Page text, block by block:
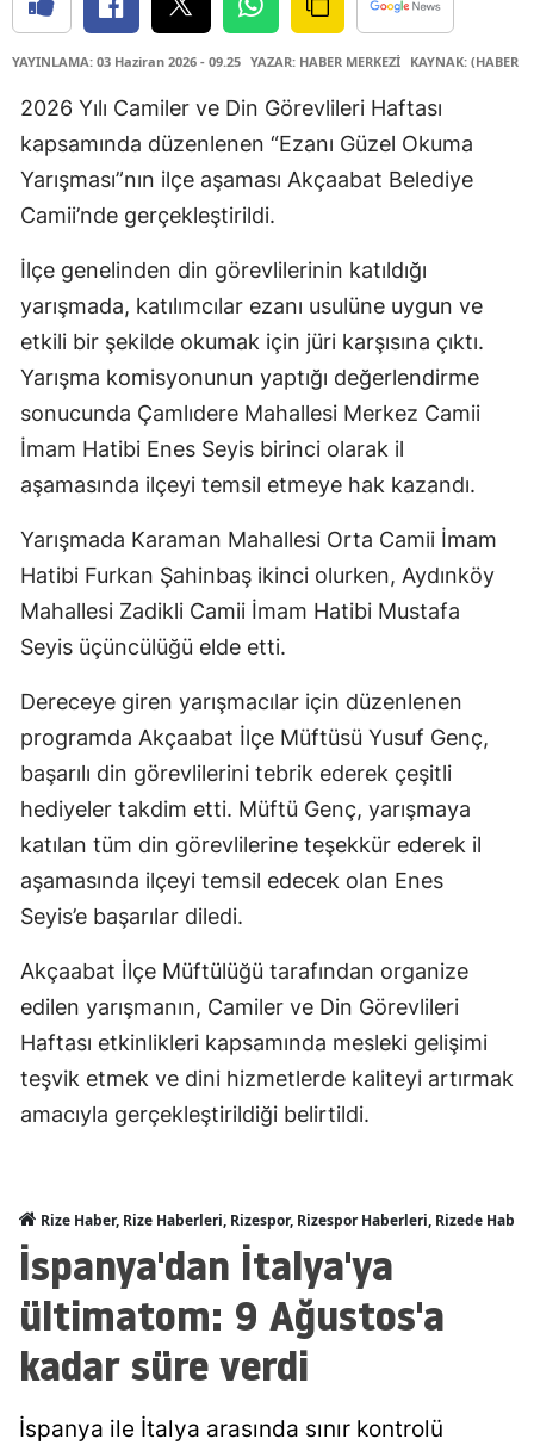
YAYINLAMA: 03 Haziran 2026 - 09.25 YAZAR: HABER MERKEZİ KAYNAK: (HABER
2026 Yılı Camiler ve Din Görevlileri Haftası
kapsamında düzenlenen “Ezanı Güzel Okuma
Yarışması”nın ilçe aşaması Akçaabat Belediye
Camii’nde gerçekleştirildi.
İlçe genelinden din görevlilerinin katıldığı
yarışmada, katılımcılar ezanı usulüne uygun ve
etkili bir şekilde okumak için jüri karşısına çıktı.
Yarışma komisyonunun yaptığı değerlendirme
sonucunda Çamlıdere Mahallesi Merkez Camii
İmam Hatibi Enes Seyis birinci olarak il
aşamasında ilçeyi temsil etmeye hak kazandı.
Yarışmada Karaman Mahallesi Orta Camii İmam
Hatibi Furkan Şahinbaş ikinci olurken, Aydınköy
Mahallesi Zadikli Camii İmam Hatibi Mustafa
Seyis üçüncülüğü elde etti.
Dereceye giren yarışmacılar için düzenlenen
programda Akçaabat İlçe Müftüsü Yusuf Genç,
başarılı din görevlilerini tebrik ederek çeşitli
hediyeler takdim etti. Müftü Genç, yarışmaya
katılan tüm din görevlilerine teşekkür ederek il
aşamasında ilçeyi temsil edecek olan Enes
Seyis’e başarılar diledi.
Akçaabat İlçe Müftülüğü tarafından organize
edilen yarışmanın, Camiler ve Din Görevlileri
Haftası etkinlikleri kapsamında mesleki gelişimi
teşvik etmek ve dini hizmetlerde kaliteyi artırmak
amacıyla gerçekleştirildiği belirtildi.
Rize Haber, Rize Haberleri, Rizespor, Rizespor Haberleri, Rizede
İspanya'dan İtalya'ya
ültimatom: 9 Ağustos'a
kadar süre verdi
İspanya ile İtalya arasında sınır kontrolü